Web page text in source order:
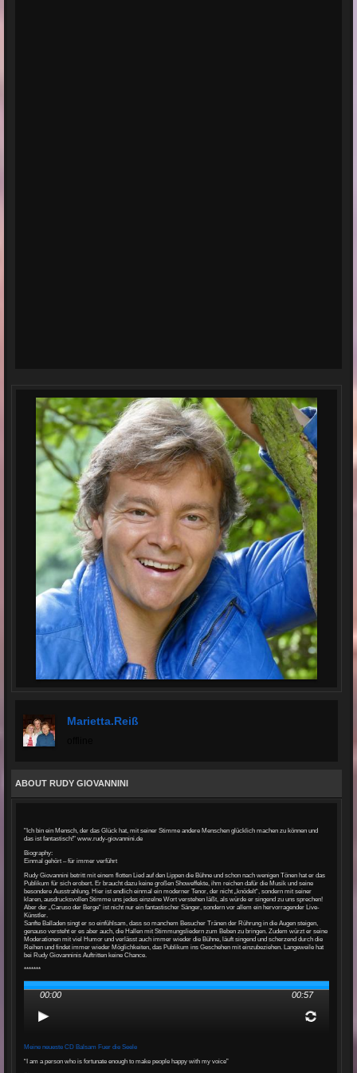
Marietta.reiß
ABOUT RUDY GIOVANNINI
"Ich bin ein Mensch, der das Glück hat, mit seiner Stimme andere Menschen glücklich machen zu können und
das ist fantastisch!" www.rudy-giovannini.de
Biography:
Einmal gehört – für immer verführt
Rudy Giovannini betritt mit einem flotten Lied auf den Lippen die Bühne und schon nach wenigen Tönen hat er das
Publikum für sich erobert. Er braucht dazu keine großen Showeffekte, ihm reichen dafür die Musik und seine
besondere Ausstrahlung. Hier ist endlich einmal ein moderner Tenor, der nicht „knödelt“, sondern mit seiner
klaren, ausdrucksvollen Stimme uns jedes einzelne Wort verstehen läßt, als würde er singend zu uns sprechen!
Aber der „Caruso der Berge“ ist nicht nur ein fantastischer Sänger, sondern vor allem ein hervorragender Live-
Künstler.
Sanfte Balladen singt er so einfühlsam, dass so manchem Besucher Tränen der Rührung in die Augen steigen,
genauso versteht er es aber auch, die Hallen mit Stimmungsliedern zum Beben zu bringen. Zudem würzt er seine
Moderationen mit viel Humor und verlässt auch immer wieder die Bühne, läuft singend und scherzend durch die
Reihen und findet immer wieder Möglichkeiten, das Publikum ins Geschehen mit einzubeziehen. Langeweile hat
bei Rudy Giovanninis Auftritten keine Chance.
*******
00:00 00:57
Meine neueste CD Balsam Fuer die Seele
“I am a person who is fortunate enough to make people happy with my voice”